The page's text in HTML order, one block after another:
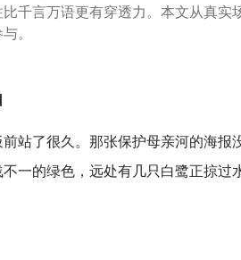
千言万语更有穿透力。本文从真实
。
站了很久。那张保护母亲河的海报
一的绿色，远处有几只白鹭正掠过